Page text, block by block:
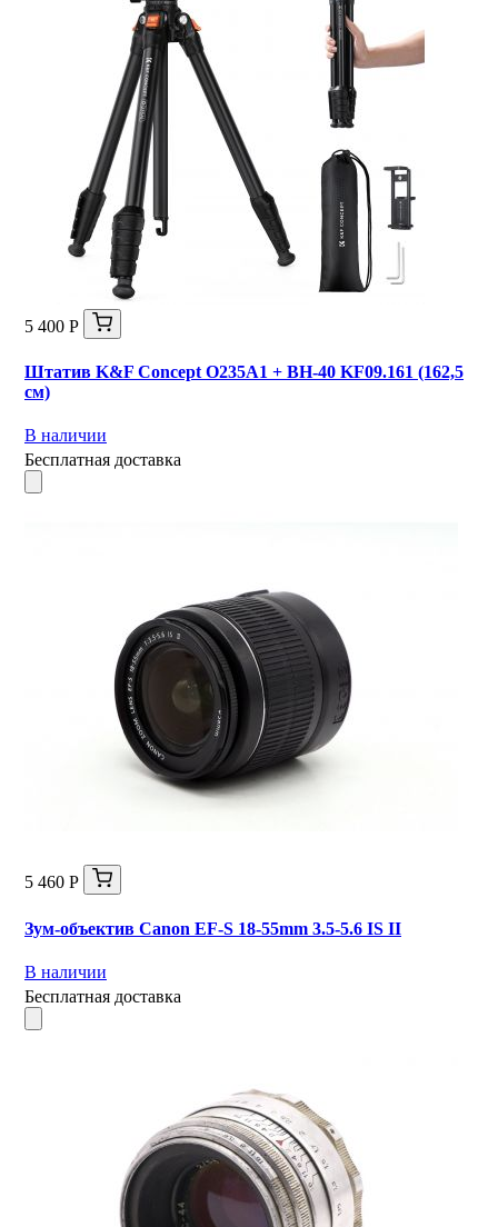
5 400 Р
Штатив K&F Concept O235A1 + BH-40 KF09.161 (162,5
см)
В наличии
Бесплатная доставка
5 460 Р
Зум-объектив Canon EF-S 18-55mm 3.5-5.6 IS II
В наличии
Бесплатная доставка